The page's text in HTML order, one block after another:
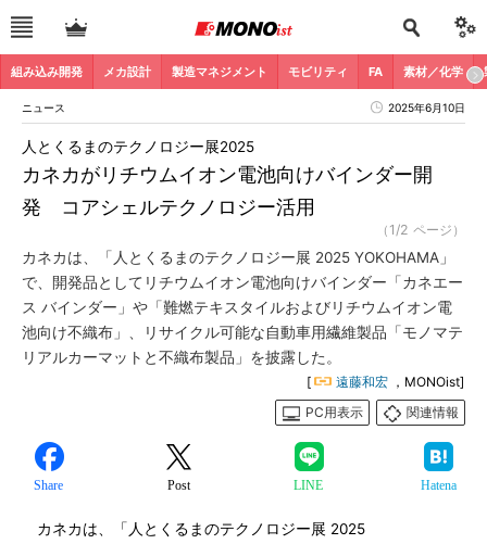
組み込み開発 メカ設計 製造マネジメント モビリティ FA 素材／化学
ニュース 2025年6月10日
カネカがリチウムイオン電池向けバインダー開
発 コアシェルテクノロジー活用
人とくるまのテクノロジー展2025
（1/2 ページ）
カネカは、「人とくるまのテクノロジー展 2025 YOKOHAMA」
で、開発品としてリチウムイオン電池向けバインダー「カネエー
ス バインダー」や「難燃テキスタイルおよびリチウムイオン電
池向け不織布」、リサイクル可能な自動車用繊維製品「モノマテ
リアルカーマットと不織布製品」を披露した。
[ 遠藤和宏 ，MONOist]
PC用表示
関連情報
Share Post LINE Hatena
カネカは、「人とくるまのテクノロジー展 2025